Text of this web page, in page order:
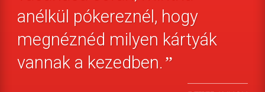
anélkül pókereznél, hogy
megnéznéd milyen kártyák
vannak a kezedben.”